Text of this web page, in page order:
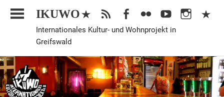
Inhalt
IKUWO
Internationales Kultur- und Wohnprojekt in
Greifswald